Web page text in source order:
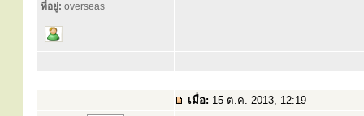
ที่อยู่: overseas
เมื่อ: 15 ต.ค. 2013, 12:19